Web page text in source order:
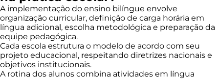
A implementação do ensino bilíngue envolve
organização curricular, definição de carga horária em
língua adicional, escolha metodológica e preparação da
equipe pedagógica.
Cada escola estrutura o modelo de acordo com seu
projeto educacional, respeitando diretrizes nacionais e
objetivos institucionais.
A rotina dos alunos combina atividades em língua